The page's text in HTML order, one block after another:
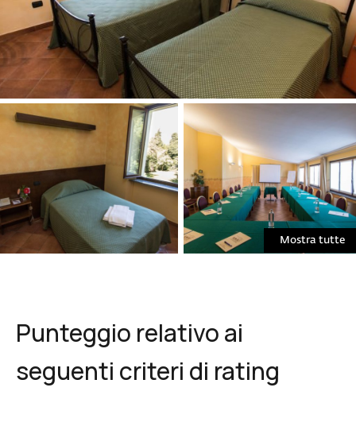
Mostra tutte
Punteggio relativo ai
seguenti criteri di rating